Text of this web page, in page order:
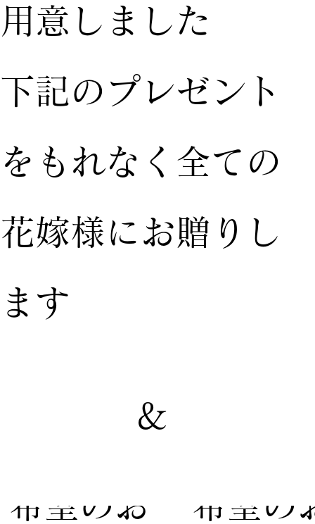
&
用意しました
下記のプレゼント
をもれなく全ての
花嫁様にお贈りし
ます
【家族婚
希望のお
希望の